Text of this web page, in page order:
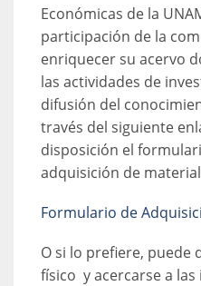
Económicas de la
participación de la
enriquecer su acervo
las actividades de
difusión del
través del siguiente
disposición el
adquisición de
Formulario de
O si lo prefiere, puede
físico y acercarse a